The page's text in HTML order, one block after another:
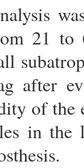
21 to
after
of the
in the